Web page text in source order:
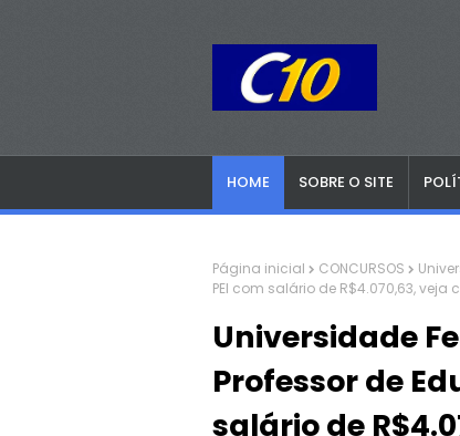
HOME SOBRE O SITE
Página inicial CONCURSOS
PEI com salário de R$4.070,63, veja
Universidade
Professor de
salário de